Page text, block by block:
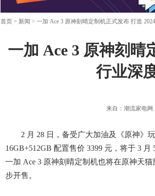
首页 > 新闻 > 一加 Ace 3 原神刻晴定制机正式发布 打造
一加 Ace 3 原神刻晴
行业深
来自：潮流家电网
2 月 28 日，备受广大加油及《原神》玩
16GB+512GB 配置售价 3399 元，将于 3
一加 Ace 3 原神刻晴定制机也将在原神天
步开售。